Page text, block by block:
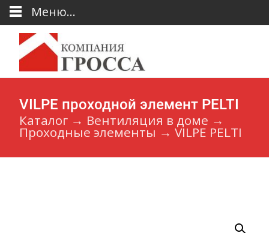
VILPE проходной элемент PELTI
Каталог → Вентиляция в доме →
Проходные элементы → VILPE PELTI
Меню...